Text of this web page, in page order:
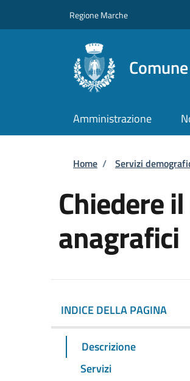
Regione Marche
Amministrazione
Briciole di
Home / Servizi
Chiedere
anagrafici
INDICE DELLA PAGINA
Descrizione
Servizi